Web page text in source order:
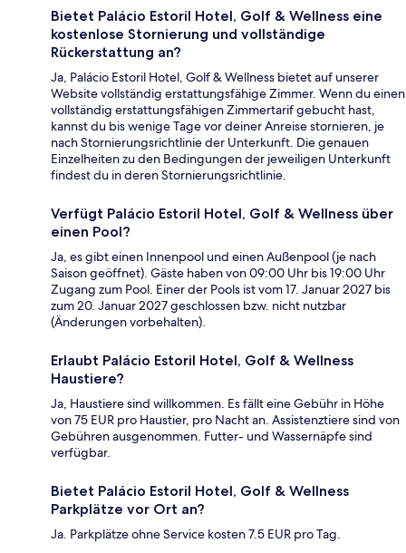
Bietet Palácio Estoril Hotel, Golf & Wellness eine
kostenlose Stornierung und vollständige
Rückerstattung an?
Ja, Palácio Estoril Hotel, Golf & Wellness bietet auf unserer
Website vollständig erstattungsfähige Zimmer. Wenn du einen
vollständig erstattungsfähigen Zimmertarif gebucht hast,
kannst du bis wenige Tage vor deiner Anreise stornieren, je
nach Stornierungsrichtlinie der Unterkunft. Die genauen
Einzelheiten zu den Bedingungen der jeweiligen Unterkunft
findest du in deren Stornierungsrichtlinie.
Verfügt Palácio Estoril Hotel, Golf & Wellness über
einen Pool?
Ja, es gibt einen Innenpool und einen Außenpool (je nach
Saison geöffnet). Gäste haben von 09:00 Uhr bis 19:00 Uhr
Zugang zum Pool. Einer der Pools ist vom 17. Januar 2027 bis
zum 20. Januar 2027 geschlossen bzw. nicht nutzbar
(Änderungen vorbehalten).
Erlaubt Palácio Estoril Hotel, Golf & Wellness
Haustiere?
Ja, Haustiere sind willkommen. Es fällt eine Gebühr in Höhe
von 75 EUR pro Haustier, pro Nacht an. Assistenztiere sind von
Gebühren ausgenommen. Futter- und Wassernäpfe sind
verfügbar.
Bietet Palácio Estoril Hotel, Golf & Wellness
Parkplätze vor Ort an?
Ja. Parkplätze ohne Service kosten 7.5 EUR pro Tag.